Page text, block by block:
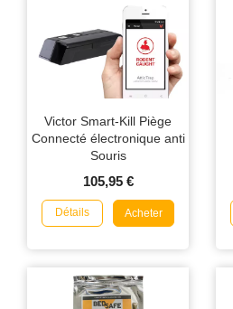
Victor Smart-Kill Piège
Connecté électronique anti
Souris
105,95 €
Détails Acheter